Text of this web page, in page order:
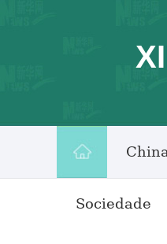
China
Sociedade